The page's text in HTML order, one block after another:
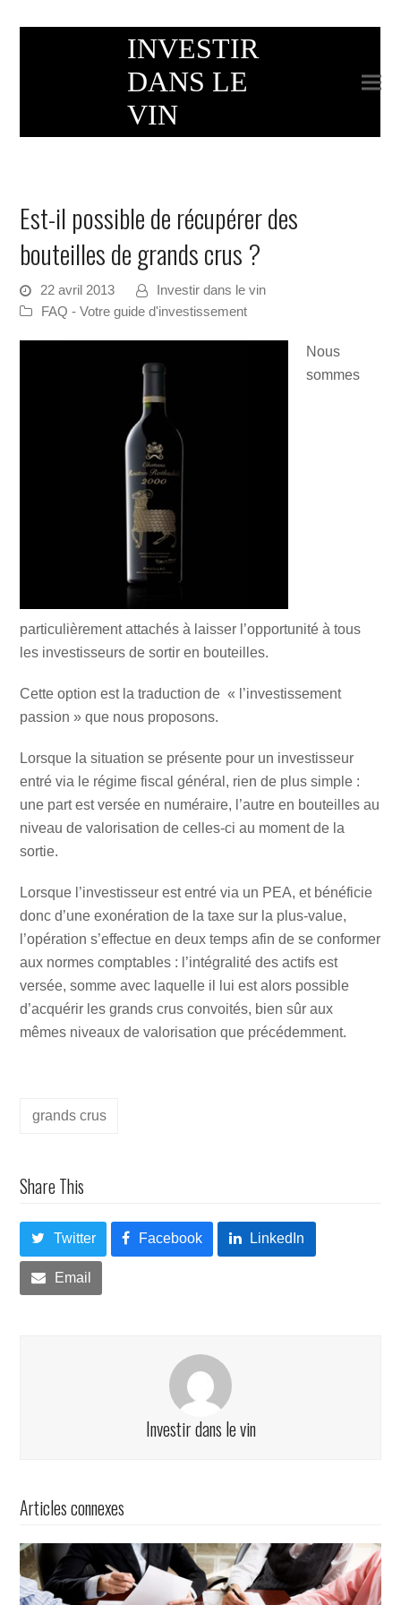
INVESTIR
DANS LE
VIN
Est-il possible de récupérer des
bouteilles de grands crus ?
22 avril 2013
Investir dans le vin
FAQ - Votre guide d'investissement
Nous
sommes
particulièrement attachés à laisser l’opportunité à tous
les investisseurs de sortir en bouteilles.
Cette option est la traduction de « l’investissement
passion » que nous proposons.
Lorsque la situation se présente pour un investisseur
entré via le régime fiscal général, rien de plus simple :
une part est versée en numéraire, l’autre en bouteilles au
niveau de valorisation de celles-ci au moment de la
sortie.
Lorsque l’investisseur est entré via un PEA, et bénéficie
donc d’une exonération de la taxe sur la plus-value,
l’opération s’effectue en deux temps afin de se conformer
aux normes comptables : l’intégralité des actifs est
versée, somme avec laquelle il lui est alors possible
d’acquérir les grands crus convoités, bien sûr aux
mêmes niveaux de valorisation que précédemment.
grands crus
Share This
Twitter Facebook LinkedIn
Email
Investir dans le vin
Articles connexes